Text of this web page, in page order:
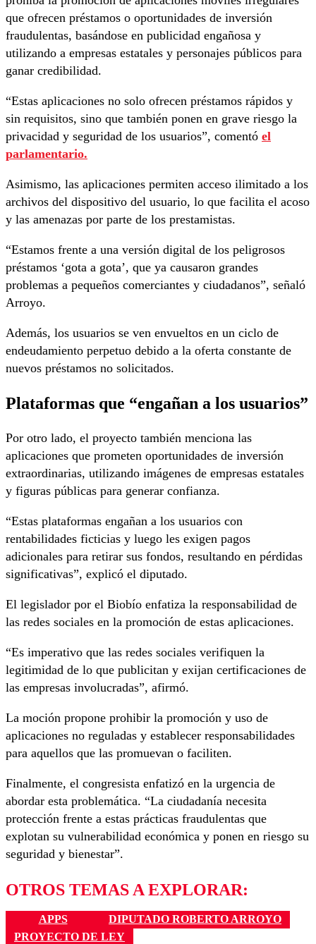
que ofrecen préstamos o oportunidades de inversión
fraudulentas, basándose en publicidad engañosa y
utilizando a empresas estatales y personajes públicos para
ganar credibilidad.
“Estas aplicaciones no solo ofrecen préstamos rápidos y
sin requisitos, sino que también ponen en grave riesgo la
privacidad y seguridad de los usuarios”, comentó el
parlamentario.
Asimismo, las aplicaciones permiten acceso ilimitado a los
archivos del dispositivo del usuario, lo que facilita el acoso
y las amenazas por parte de los prestamistas.
“Estamos frente a una versión digital de los peligrosos
préstamos ‘gota a gota’, que ya causaron grandes
problemas a pequeños comerciantes y ciudadanos”, señaló
Arroyo.
Además, los usuarios se ven envueltos en un ciclo de
endeudamiento perpetuo debido a la oferta constante de
nuevos préstamos no solicitados.
Plataformas que “engañan a los usuarios”
Por otro lado, el proyecto también menciona las
aplicaciones que prometen oportunidades de inversión
extraordinarias, utilizando imágenes de empresas estatales
y figuras públicas para generar confianza.
“Estas plataformas engañan a los usuarios con
rentabilidades ficticias y luego les exigen pagos
adicionales para retirar sus fondos, resultando en pérdidas
significativas”, explicó el diputado.
El legislador por el Biobío enfatiza la responsabilidad de
las redes sociales en la promoción de estas aplicaciones.
“Es imperativo que las redes sociales verifiquen la
legitimidad de lo que publicitan y exijan certificaciones de
las empresas involucradas”, afirmó.
La moción propone prohibir la promoción y uso de
aplicaciones no reguladas y establecer responsabilidades
para aquellos que las promuevan o faciliten.
Finalmente, el congresista enfatizó en la urgencia de
abordar esta problemática. “La ciudadanía necesita
protección frente a estas prácticas fraudulentas que
explotan su vulnerabilidad económica y ponen en riesgo su
seguridad y bienestar”.
OTROS TEMAS A EXPLORAR:
APPS
DIPUTADO ROBERTO ARROYO
PROYECTO DE LEY